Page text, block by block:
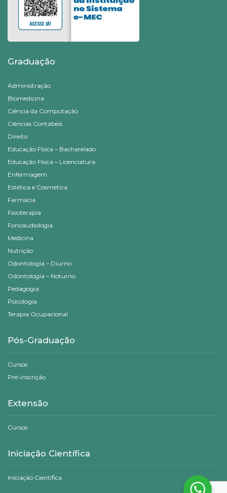
Graduação
Administração
Biomedicina
Ciência da Computação
Ciências Contábeis
Direito
Educação Física – Bacharelado
Educação Física – Licenciatura
Enfermagem
Estética e Cosmética
Farmácia
Fisioterapia
Fonoaudiologia
Medicina
Nutrição
Odontologia – Diurno
Odontologia – Noturno
Pedagogia
Psicologia
Terapia Ocupacional
Pós-Graduação
Cursos
Pré-inscrição
Extensão
Cursos
Iniciação Científica
Iniciação Científica